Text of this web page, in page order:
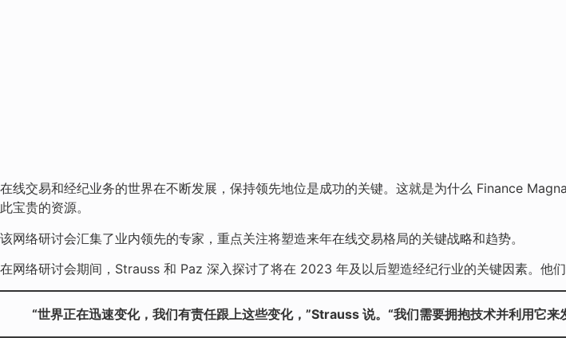
在线交易和经纪业务的世界在不断发展，保持领先地位是成功的关键。这就是为什么 Finance
此宝贵的资源。
该网络研讨会汇集了业内领先的专家，重点关注将塑造来年在线交易格局的关键战略和趋势。
在网络研讨会期间，Strauss 和 Paz 深入探讨了将在 2023 年及以后塑造经纪行业的关键因素。他
“世界正在迅速变化，我们有责任跟上这些变化，”Strauss 说。“我们需要拥抱技术并利用它来